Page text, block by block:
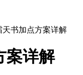
天书加点方案详解
案详解